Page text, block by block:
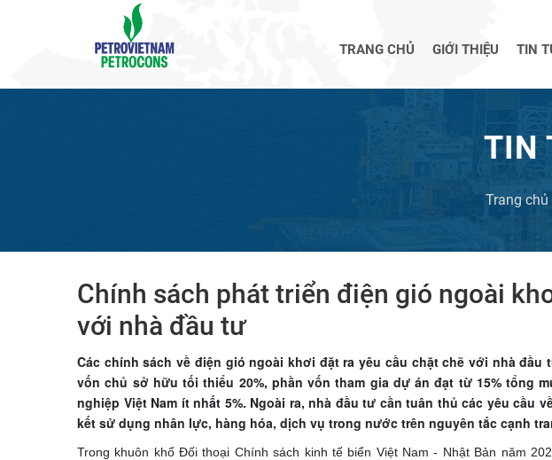
TRANG CHỦ GIỚI THIỆU TIN
TIN
Trang chủ
Chính sách phát triển điện gió ngoài
với nhà đầu tư
Các chính sách về điện gió ngoài khơi đặt ra yêu cầu chặt chẽ với nhà
vốn chủ sở hữu tối thiểu 20%, phần vốn tham gia dự án đạt từ 15% tổng
nghiệp Việt Nam ít nhất 5%. Ngoài ra, nhà đầu tư cần tuân thủ các yêu cầu
kết sử dụng nhân lực, hàng hóa, dịch vụ trong nước trên nguyên tắc cạnh
Trong khuôn khổ Đối thoại Chính sách kinh tế biển Việt Nam - Nhật Bản năm